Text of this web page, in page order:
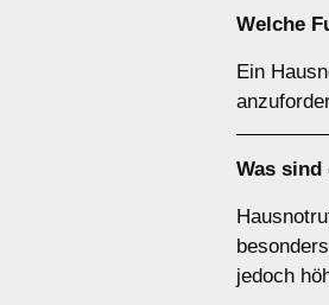
Welche
Ein
Was sind
jedoch